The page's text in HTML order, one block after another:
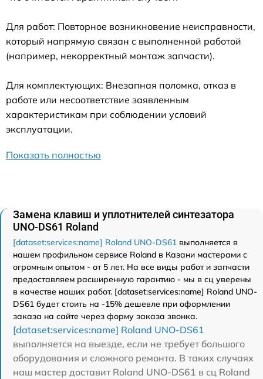
Для работ: Повторное возникновение неисправности,
который напрямую связан с выполненной работой
(например, некорректный монтаж запчасти).
Для комплектующих: Внезапная поломка, отказ в
работе или несоответствие заявленным
характеристикам при соблюдении условий
эксплуатации.
Показать полностью
Замена клавиш и уплотнителей синтезатора
UNO-DS61 Roland
[dataset:services:name] Roland UNO-DS61 выполняется в
нашем профильном сервисе Roland в Казани мастерами с
огромным опытом - от 5 лет. На все виды работ и запчасти
предоставляем расширенную гарантию - мы в сц уверены
в качестве наших работ. [dataset:services:name] Roland UNO-
DS61 будет стоить на -15% дешевле при оформлении
заказа на сайте через форму заказа звонка.
[dataset:services:name] Roland UNO-DS61
выполняется на выезде, если не требует большого
оборудования и сложного ремонта. В таких случаях
наш мастер доставит Roland UNO-DS61 в сц Roland